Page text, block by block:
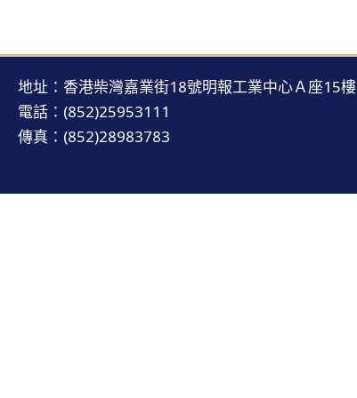
地址：香港柴灣嘉業街18號明報工業中心Ａ座15樓
電話：(852)25953111
傳真：(852)28983783